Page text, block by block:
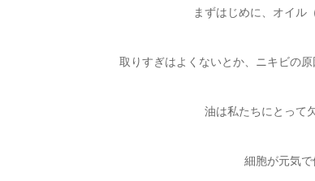
まずはじめに、オイル
取りすぎはよくないとか、ニキビの
油は私たちにとって
細胞が元気で